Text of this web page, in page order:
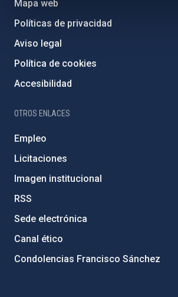
Mapa web
Políticas de privacidad
Aviso legal
Política de cookies
Accesibilidad
OTROS ENLACES
Empleo
Licitaciones
Imagen institucional
RSS
Sede electrónica
Canal ético
Condolencias Francisco Sánchez